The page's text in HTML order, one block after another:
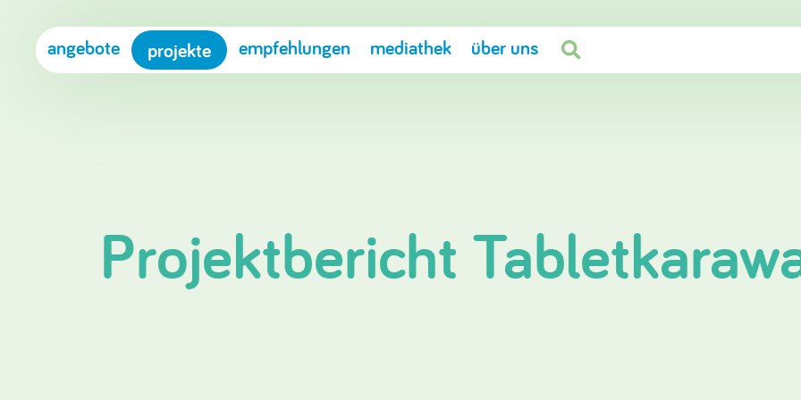
angebote projekte empfehlungen mediathek über uns 
Projektbericht